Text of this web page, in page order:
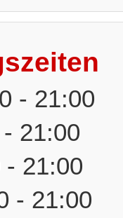
- 21:00
21:00
- 21:00
- 21:00